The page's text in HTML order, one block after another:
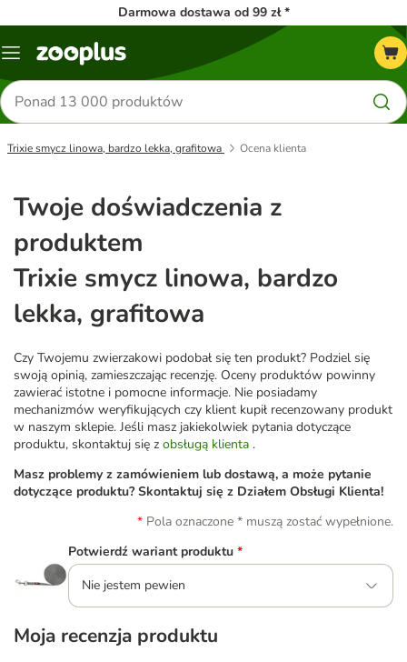
Darmowa dostawa od 99 zł *
Menu
Szukaj
produktów
Trixie smycz linowa, bardzo lekka, grafitowa Ocena klienta
Twoje doświadczenia z
produktem
Trixie smycz linowa, bardzo
lekka, grafitowa
Czy Twojemu zwierzakowi podobał się ten produkt? Podziel się
swoją opinią, zamieszczając recenzję. Oceny produktów powinny
zawierać istotne i pomocne informacje. Nie posiadamy
mechanizmów weryfikujących czy klient kupił recenzowany produkt
w naszym sklepie. Jeśli masz jakiekolwiek pytania dotyczące
produktu, skontaktuj się z obsługą klienta .
Masz problemy z zamówieniem lub dostawą, a może pytanie
dotyczące produktu? Skontaktuj się z Działem Obsługi Klienta!
Pola oznaczone * muszą zostać wypełnione.
Potwierdź wariant produktu *
Nie jestem pewien
Moja recenzja produktu